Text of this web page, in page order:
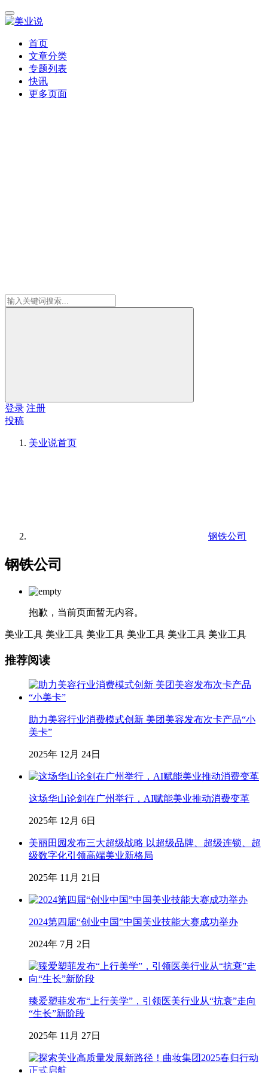
首页
文章分类
专题列表
快讯
更多页面
登录 注册
投稿
美业说首页
钢铁公司
钢铁公司
抱歉，当前页面暂无内容。
美业工具 美业工具 美业工具 美业工具 美业工具 美业工具
推荐阅读
助力美容行业消费模式创新 美团美容发布次卡产品“小
美卡”
2025年 12月 24日
这场华山论剑在广州举行，AI赋能美业推动消费变革
2025年 12月 6日
美丽田园发布三大超级战略 以超级品牌、超级连锁、超
级数字化引领高端美业新格局
2025年 11月 21日
2024第四届“创业中国”中国美业技能大赛成功举办
2024年 7月 2日
臻爱塑菲发布“上行美学”，引领医美行业从“抗衰”走向
“生长”新阶段
2025年 11月 27日